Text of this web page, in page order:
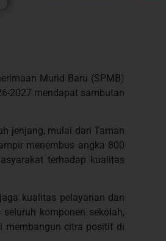
Murid Baru (SPMB)
2027 mendapat sambutan
jenjang, mulai dari Taman
menembus angka 800
terhadap kualitas
kualitas pelayanan dan
komponen sekolah,
membangun citra positif di